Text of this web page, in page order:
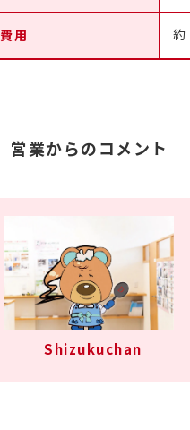
費用 約
営業からのコメント
Shizukuchan